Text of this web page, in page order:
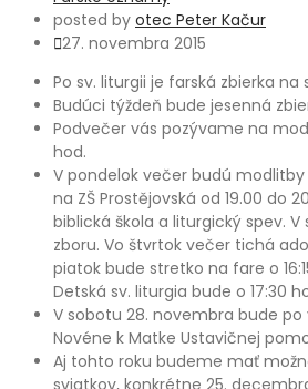
posted by otec Peter Kačur
27. novembra 2015
Po sv. liturgii je farská zbierka na
Budúci týždeň bude jesenná
Podvečer vás pozývame na
hod.
V pondelok večer budú
na ZŠ Prostějovská od 19.00 do
biblická škola a liturgický spev.
zboru. Vo štvrtok večer tichá
piatok bude stretko na fare o
Detská sv. liturgia bude o 17:30
V sobotu 28. novembra bude po
Novéne k Matke Ustavičnej
Aj tohto roku budeme mať